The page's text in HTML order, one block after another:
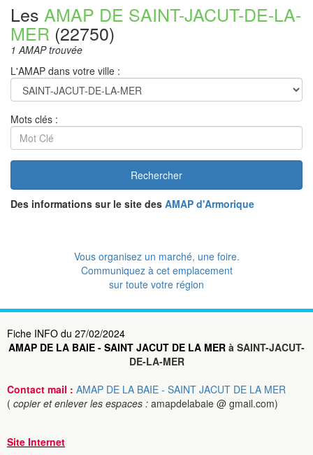
Les AMAP DE SAINT-JACUT-DE-LA-
MER (22750)
1 AMAP trouvée
L'AMAP dans votre ville :
Mots clés :
Rechercher
Des informations sur le site des AMAP d'Armorique
Vous organisez un marché, une foire.
Communiquez à cet emplacement
sur toute votre région
Fiche INFO du 27/02/2024
AMAP DE LA BAIE - SAINT JACUT DE LA MER à SAINT-JACUT-
DE-LA-MER
Contact mail : AMAP DE LA BAIE - SAINT JACUT DE LA MER
( copier et enlever les espaces : amapdelabaie @ gmail.com)
Site Internet